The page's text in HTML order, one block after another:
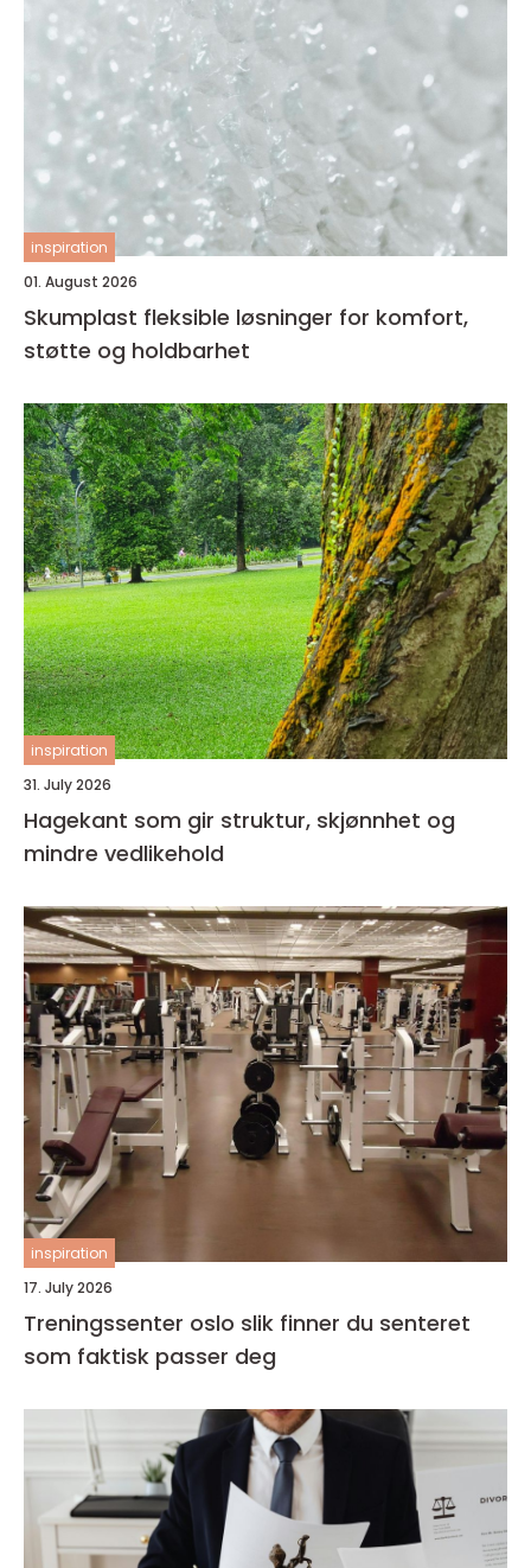
inspiration
01. August 2026
Skumplast fleksible løsninger for komfort,
støtte og holdbarhet
inspiration
31. July 2026
Hagekant som gir struktur, skjønnhet og
mindre vedlikehold
inspiration
17. July 2026
Treningssenter oslo slik finner du senteret
som faktisk passer deg